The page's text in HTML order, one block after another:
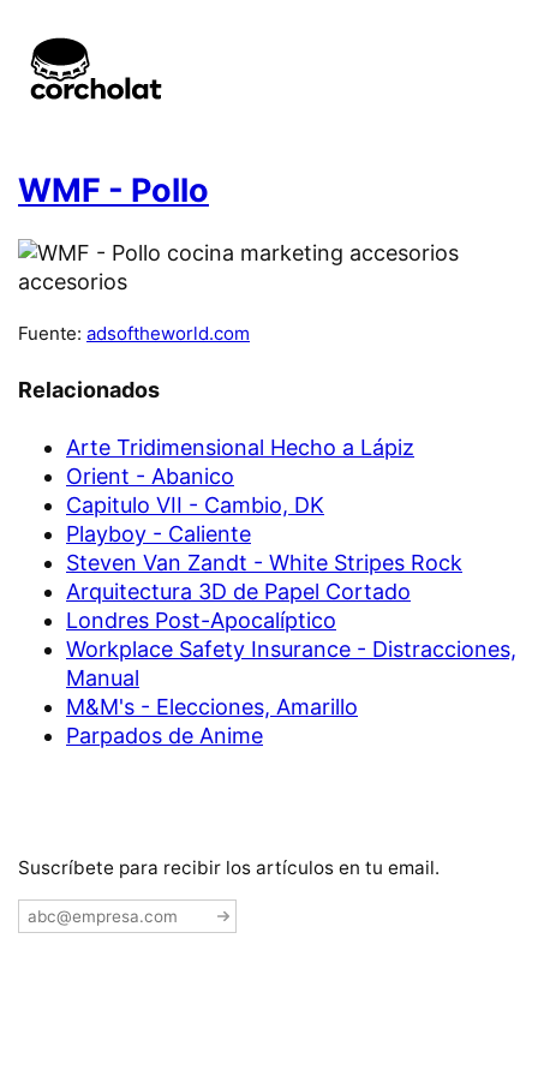
WMF - Pollo
Fuente: adsoftheworld.com
Relacionados
Arte Tridimensional Hecho a Lápiz
Orient - Abanico
Capitulo VII - Cambio, DK
Playboy - Caliente
Steven Van Zandt - White Stripes Rock
Arquitectura 3D de Papel Cortado
Londres Post-Apocalíptico
Workplace Safety Insurance - Distracciones,
Manual
M&M's - Elecciones, Amarillo
Parpados de Anime
Suscríbete para recibir los artículos en tu email.